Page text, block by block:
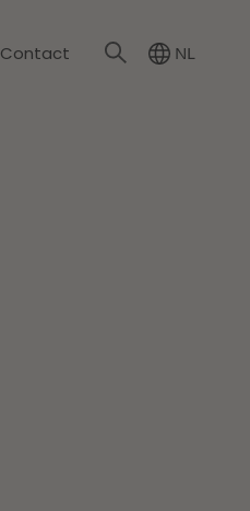
Contact NL